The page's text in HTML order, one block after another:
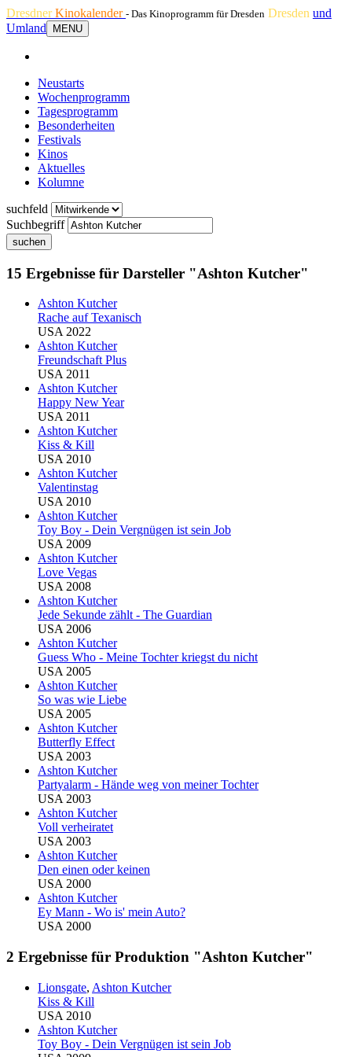
DresdnerKinokalender - Das Kinoprogramm für Dresden Dresden und
Umland
MENU
Neustarts
Wochenprogramm
Tagesprogramm
Besonderheiten
Festivals
Kinos
Aktuelles
Kolumne
suchfeld
Suchbegriff
suchen
15 Ergebnisse für Darsteller "Ashton Kutcher"
Ashton Kutcher
Rache auf Texanisch
USA 2022
Ashton Kutcher
Freundschaft Plus
USA 2011
Ashton Kutcher
Happy New Year
USA 2011
Ashton Kutcher
Kiss & Kill
USA 2010
Ashton Kutcher
Valentinstag
USA 2010
Ashton Kutcher
Toy Boy - Dein Vergnügen ist sein Job
USA 2009
Ashton Kutcher
Love Vegas
USA 2008
Ashton Kutcher
Jede Sekunde zählt - The Guardian
USA 2006
Ashton Kutcher
Guess Who - Meine Tochter kriegst du nicht
USA 2005
Ashton Kutcher
So was wie Liebe
USA 2005
Ashton Kutcher
Butterfly Effect
USA 2003
Ashton Kutcher
Partyalarm - Hände weg von meiner Tochter
USA 2003
Ashton Kutcher
Voll verheiratet
USA 2003
Ashton Kutcher
Den einen oder keinen
USA 2000
Ashton Kutcher
Ey Mann - Wo is' mein Auto?
USA 2000
2 Ergebnisse für Produktion "Ashton Kutcher"
Lionsgate, Ashton Kutcher
Kiss & Kill
USA 2010
Ashton Kutcher
Toy Boy - Dein Vergnügen ist sein Job